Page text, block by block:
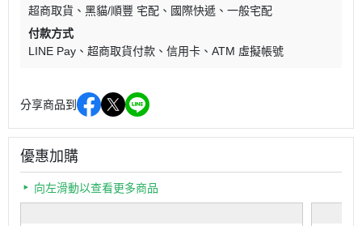
超商取貨
黑貓/順豐 宅配 國際快遞
一般宅配
付款方式
LINE Pay
超商取貨付款 信用卡 ATM 虛擬帳號
分享商品到
優惠加購
向左滑動以查看更多商品